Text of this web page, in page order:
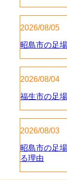
2026/08/05
昭島市の足
2026/08/04
福生市の足
2026/08/03
昭島市の足
る理由